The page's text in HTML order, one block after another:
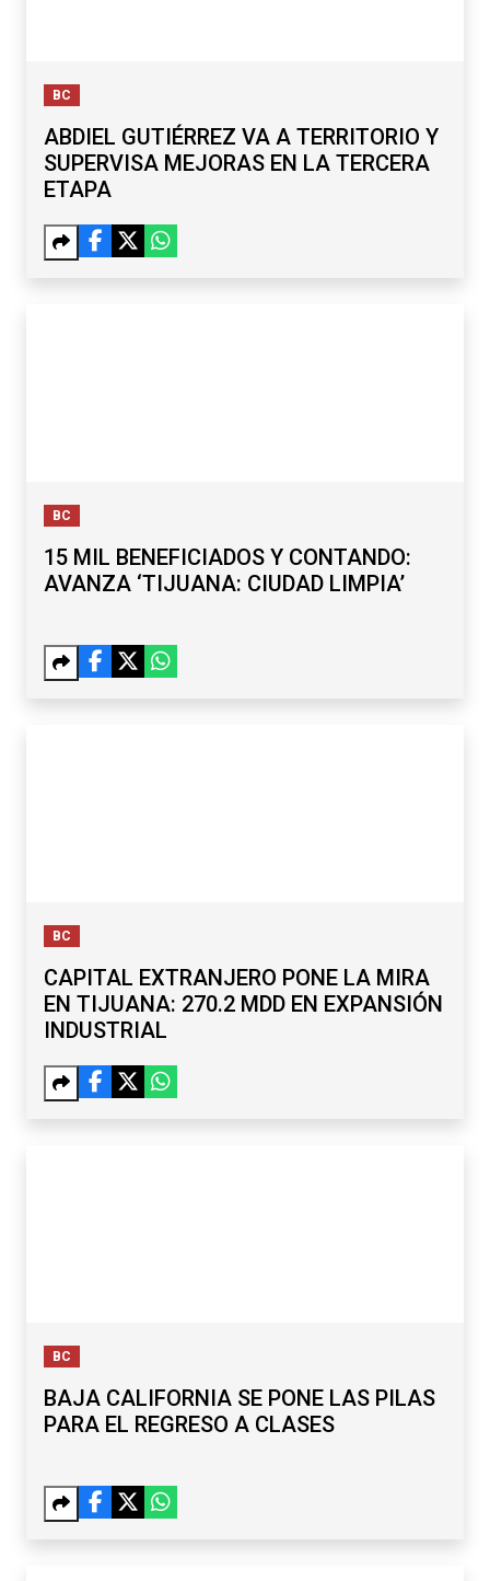
BC
ABDIEL GUTIÉRREZ VA A TERRITORIO Y
SUPERVISA MEJORAS EN LA TERCERA
ETAPA
BC
15 MIL BENEFICIADOS Y CONTANDO:
AVANZA ‘TIJUANA: CIUDAD LIMPIA’
BC
CAPITAL EXTRANJERO PONE LA MIRA
EN TIJUANA: 270.2 MDD EN EXPANSIÓN
INDUSTRIAL
BC
BAJA CALIFORNIA SE PONE LAS PILAS
PARA EL REGRESO A CLASES